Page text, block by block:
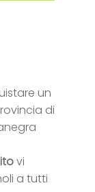
un
di
vi
a tutti